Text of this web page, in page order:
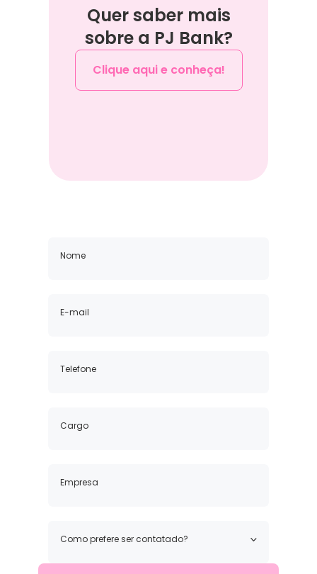
Quer saber mais
sobre a PJ Bank?
Clique aqui e conheça!
Como prefere ser contatado?